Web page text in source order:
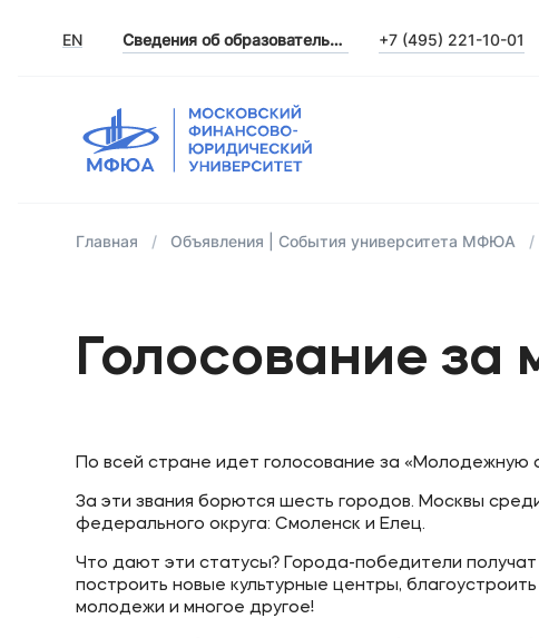
EN Сведения об образовательной организации +7 (495) 221-10-01
Главная Объявления | События университета МФЮА
Голосование за
По всей стране идет голосование за «Молодежную
За эти звания борются шесть городов. Москвы
федерального округа: Смоленск и Елец.
Что дают эти статусы? Города-победители
построить новые культурные центры,
молодежи и многое другое!